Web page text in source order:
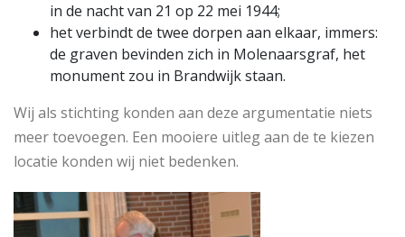
in de nacht van 21 op 22 mei 1944;
het verbindt de twee dorpen aan elkaar, immers:
de graven bevinden zich in Molenaarsgraf, het
monument zou in Brandwijk staan.
Wij als stichting konden aan deze argumentatie niets
meer toevoegen. Een mooiere uitleg aan de te kiezen
locatie konden wij niet bedenken.